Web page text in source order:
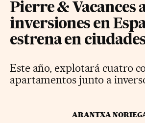
Pierre & Vacances
inversiones en
estrena en
Este año, explotará cuatro
apartamentos junto a
ARANTXA